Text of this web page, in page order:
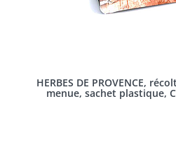
HERBES DE PROVENCE,
menue, sachet plastique,